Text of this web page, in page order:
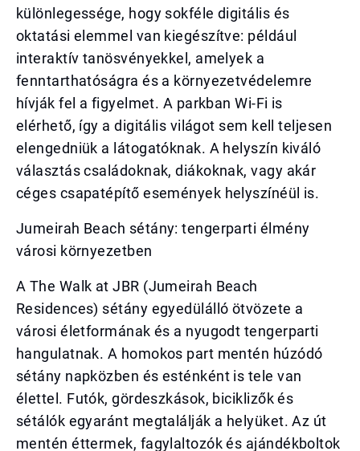
különlegessége, hogy sokféle digitális és
oktatási elemmel van kiegészítve: például
interaktív tanösvényekkel, amelyek a
fenntarthatóságra és a környezetvédelemre
hívják fel a figyelmet. A parkban Wi-Fi is
elérhető, így a digitális világot sem kell teljesen
elengedniük a látogatóknak. A helyszín kiváló
választás családoknak, diákoknak, vagy akár
céges csapatépítő események helyszínéül is.
Jumeirah Beach sétány: tengerparti élmény
városi környezetben
A The Walk at JBR (Jumeirah Beach
Residences) sétány egyedülálló ötvözete a
városi életformának és a nyugodt tengerparti
hangulatnak. A homokos part mentén húzódó
sétány napközben és esténként is tele van
élettel. Futók, gördeszkások, biciklizők és
sétálók egyaránt megtalálják a helyüket. Az út
mentén éttermek, fagylaltozók és ajándékboltok